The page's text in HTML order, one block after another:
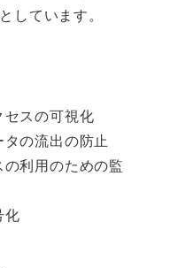
しています。
セスの可視化
の流出の防止
利用のための監
化